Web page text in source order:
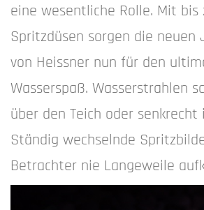
eine wesentliche Rolle. Mit bis
Spritzdüsen sorgen die neuen
von Heissner nun für den
Wasserspaß. Wasserstrahlen
über den Teich oder
Ständig wechselnde
Betrachter nie Langeweile